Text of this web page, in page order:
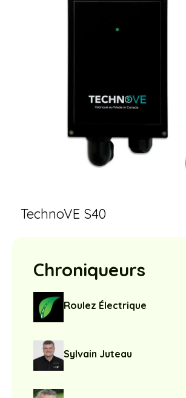
TechnoVE S40
Chroniqueurs
Roulez Électrique
Sylvain Juteau